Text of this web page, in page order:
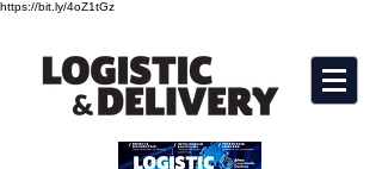
https://bit.ly/4oZ1tGz